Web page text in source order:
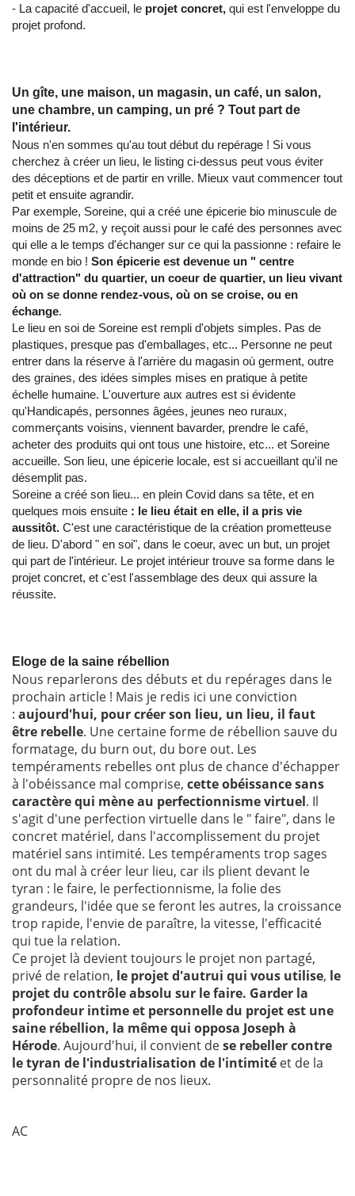
- La capacité d'accueil, le projet concret, qui est l'enveloppe du
projet profond.
Un gîte, une maison, un magasin, un café, un salon,
une chambre, un camping, un pré ? Tout part de
l'intérieur.
Nous n'en sommes qu'au tout début du repérage ! Si vous
cherchez à créer un lieu, le listing ci-dessus peut vous éviter
des déceptions et de partir en vrille. Mieux vaut commencer tout
petit et ensuite agrandir.
Par exemple, Soreine, qui a créé une épicerie bio minuscule de
moins de 25 m2, y reçoit aussi pour le café des personnes avec
qui elle a le temps d'échanger sur ce qui la passionne : refaire le
monde en bio ! Son épicerie est devenue un " centre
d'attraction" du quartier, un coeur de quartier, un lieu vivant
où on se donne rendez-vous, où on se croise, ou en
échange.
Le lieu en soi de Soreine est rempli d'objets simples. Pas de
plastiques, presque pas d'emballages, etc... Personne ne peut
entrer dans la réserve à l'arrière du magasin où germent, outre
des graines, des idées simples mises en pratique à petite
échelle humaine. L'ouverture aux autres est si évidente
qu'Handicapés, personnes âgées, jeunes neo ruraux,
commerçants voisins, viennent bavarder, prendre le café,
acheter des produits qui ont tous une histoire, etc... et Soreine
accueille. Son lieu, une épicerie locale, est si accueillant qu'il ne
désemplit pas.
Soreine a créé son lieu... en plein Covid dans sa tête, et en
quelques mois ensuite : le lieu était en elle, il a pris vie
aussitôt. C'est une caractéristique de la création prometteuse
de lieu. D'abord " en soi", dans le coeur, avec un but, un projet
qui part de l'intérieur. Le projet intérieur trouve sa forme dans le
projet concret, et c'est l'assemblage des deux qui assure la
réussite.
Eloge de la saine rébellion
Nous reparlerons des débuts et du repérages dans le
prochain article ! Mais je redis ici une conviction
: aujourd'hui, pour créer son lieu, un lieu, il faut
être rebelle. Une certaine forme de rébellion sauve du
formatage, du burn out, du bore out. Les
tempéraments rebelles ont plus de chance d'échapper
à l'obéissance mal comprise, cette obéissance sans
caractère qui mène au perfectionnisme virtuel. Il
s'agit d'une perfection virtuelle dans le " faire", dans le
concret matériel, dans l'accomplissement du projet
matériel sans intimité. Les tempéraments trop sages
ont du mal à créer leur lieu, car ils plient devant le
tyran : le faire, le perfectionnisme, la folie des
grandeurs, l'idée que se feront les autres, la croissance
trop rapide, l'envie de paraître, la vitesse, l'efficacité
qui tue la relation.
Ce projet là devient toujours le projet non partagé,
privé de relation, le projet d'autrui qui vous utilise, le
projet du contrôle absolu sur le faire. Garder la
profondeur intime et personnelle du projet est une
saine rébellion, la même qui opposa Joseph à
Hérode. Aujourd'hui, il convient dese rebeller contre
le tyran de l'industrialisation de l'intimité et de la
personnalité propre de nos lieux.
AC